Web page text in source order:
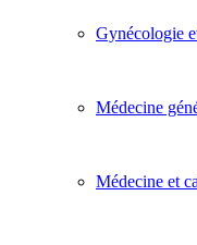
Gynécologie
Médecine
Médecine et